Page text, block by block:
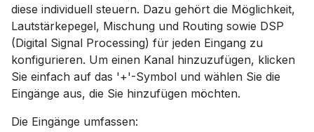
diese individuell steuern. Dazu gehört die Möglichkeit,
Lautstärkepegel, Mischung und Routing sowie DSP
(Digital Signal Processing) für jeden Eingang zu
konfigurieren. Um einen Kanal hinzuzufügen, klicken
Sie einfach auf das '+'-Symbol und wählen Sie die
Eingänge aus, die Sie hinzufügen möchten.
Die Eingänge umfassen: